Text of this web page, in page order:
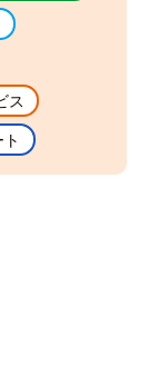
ス